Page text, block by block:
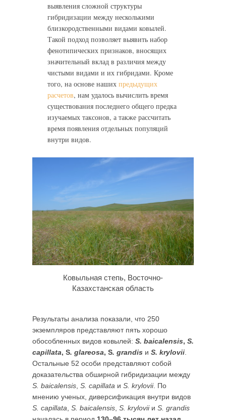
выявления сложной структуры
гибридизации между несколькими
близкородственными видами ковылей.
Такой подход позволяет выявить набор
фенотипических признаков, вносящих
значительный вклад в различия между
чистыми видами и их гибридами. Кроме
того, на основе наших предыдущих
расчетов, нам удалось вычислить время
существования последнего общего предка
изучаемых таксонов, а также рассчитать
время появления отдельных популяций
внутри видов.
Ковыльная степь, Восточно-
Казахстанская область
Результаты анализа показали, что 250
экземпляров представляют пять хорошо
обособленных видов ковылей: S. baicalensis, S.
capillata, S. glareosa, S. grandis и S. krylovii
Остальные 52 особи представляют собой
доказательства обширной гибридизации между
S. baicalensis S. capillata и S. krylovii. По
мнению ученых, диверсификация внутри видов
S. capillata S. baicalensis S. kryloviiи S. grandis